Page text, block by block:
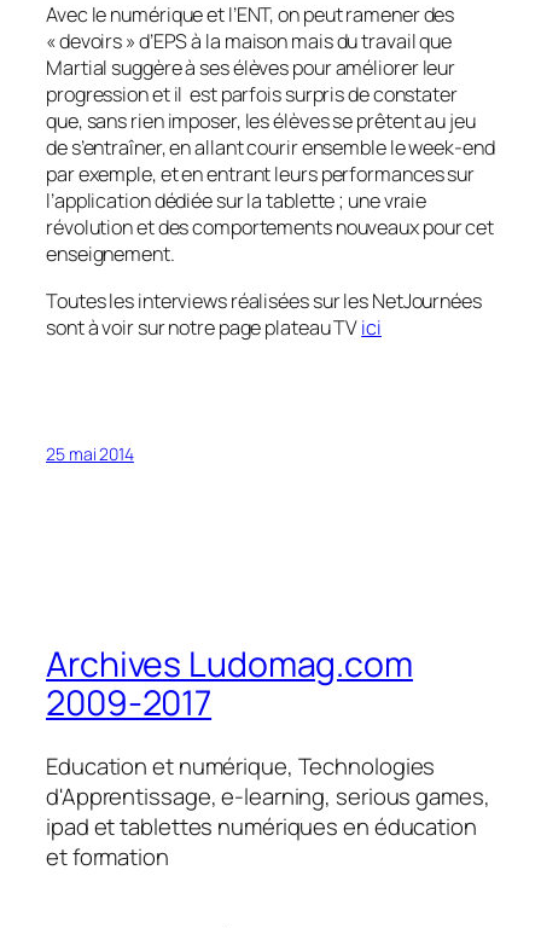
Avec le numérique et l’ENT, on peut ramener des
«devoirs» d’EPS à la maison mais du travail que
Martial suggère à ses élèves pour améliorer leur
progression et il est parfois surpris de constater
que, sans rien imposer, les élèves se prêtent au jeu
de s’entraîner, en allant courir ensemble le week-end
par exemple, et en entrant leurs performances sur
l’application dédiée sur la tablette ; une vraie
révolution et des comportements nouveaux pour cet
enseignement.
Toutes les interviews réalisées sur les NetJournées
sont à voir sur notre page plateau TVici
25 mai 2014
Archives Ludomag.com
2009-2017
Education et numérique, Technologies
d'Apprentissage, e-learning, serious games,
ipad et tablettes numériques en éducation
et formation